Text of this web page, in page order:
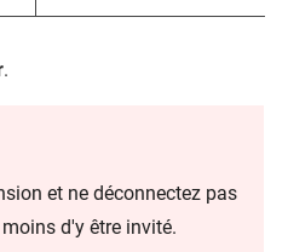
.
et ne déconnectez pas
d'y être invité.